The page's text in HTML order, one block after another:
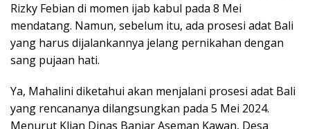
Rizky Febian di momen ijab kabul pada 8 Mei
mendatang. Namun, sebelum itu, ada prosesi adat Bali
yang harus dijalankannya jelang pernikahan dengan
sang pujaan hati.
Ya, Mahalini diketahui akan menjalani prosesi adat Bali
yang rencananya dilangsungkan pada 5 Mei 2024.
Menurut Klian Dinas Banjar Aseman Kawan, Desa